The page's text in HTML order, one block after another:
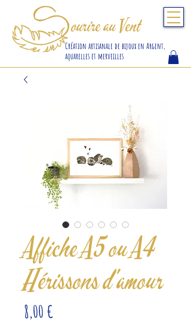
Sourire au Vent
Création artisanale de bijoux en Argent,
aquarelles et merveilles
Affiche A5 ou A4
Hérissons d'amour
8,00 €